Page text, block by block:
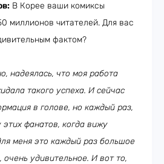
В Корее ваши комиксы
миллионов читателей. Для вас
фактом?
надеялась, что моя работа
такого успеха. И сейчас
в голове, но каждый раз,
фанатов, когда вижу
меня это каждый раз большое
очень удивительное. И вот то,